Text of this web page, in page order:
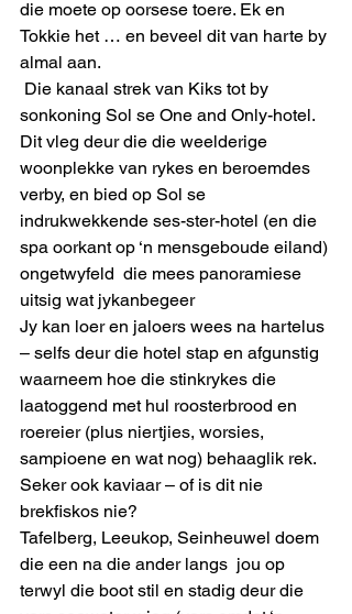
die moete op oorsese toere. Ek en
Tokkie het … en beveel dit van harte by
almal aan.
Die kanaal strek van Kiks tot by
sonkoning Sol se One and Only-hotel.
Dit vleg deur die die weelderige
woonplekke van rykes en beroemdes
verby, en bied op Sol se
indrukwekkende ses-ster-hotel (en die
spa oorkant op ‘n mensgeboude eiland)
ongetwyfeld  die mees panoramiese
uitsig wat jykanbegeer
Jy kan loer en jaloers wees na hartelus
– selfs deur die hotel stap en afgunstig
waarneem hoe die stinkrykes die
laatoggend met hul roosterbrood en
roereier (plus niertjies, worsies,
sampioene en wat nog) behaaglik rek.
Seker ook kaviaar – of is dit nie
brekfiskos nie?
Tafelberg, Leeukop, Seinheuwel doem
die een na die ander langs  jou op
terwyl die boot stil en stadig deur die